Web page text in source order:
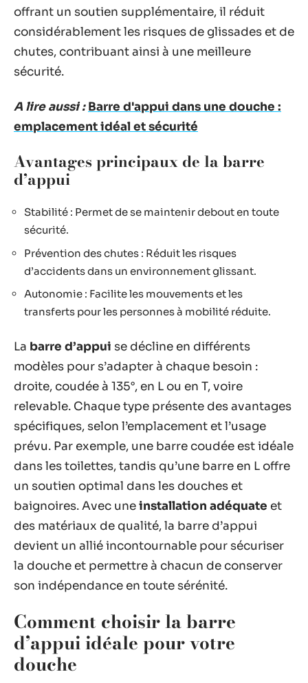
offrant un soutien supplémentaire, il réduit
considérablement les risques de glissades et de
chutes, contribuant ainsi à une meilleure
sécurité.
A lire aussi : Barre d'appui dans une douche :
emplacement idéal et sécurité
Avantages principaux de la barre
d’appui
Stabilité : Permet de se maintenir debout en toute
sécurité.
Prévention des chutes : Réduit les risques
d’accidents dans un environnement glissant.
Autonomie : Facilite les mouvements et les
transferts pour les personnes à mobilité réduite.
La barre d’appui se décline en différents
modèles pour s’adapter à chaque besoin :
droite, coudée à 135°, en L ou en T, voire
relevable. Chaque type présente des avantages
spécifiques, selon l’emplacement et l’usage
prévu. Par exemple, une barre coudée est idéale
dans les toilettes, tandis qu’une barre en L offre
un soutien optimal dans les douches et
baignoires. Avec uneinstallation adéquate et
des matériaux de qualité, la barre d’appui
devient un allié incontournable pour sécuriser
la douche et permettre à chacun de conserver
son indépendance en toute sérénité.
Comment choisir la barre
d’appui idéale pour votre
douche